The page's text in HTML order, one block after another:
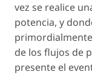
vez se realice
potencia, y
de los flujos de
presente el